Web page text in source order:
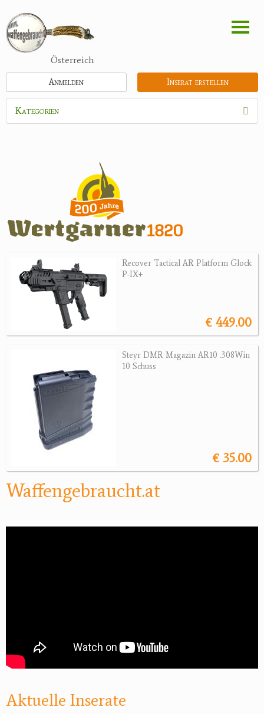
zum
Inhalt
Österreich
Inserat erstellen
Anmelden
Kategorien
Zubehör
Jagdangebote
Jagdreviere
Bücher, Videos
Antikes
Reviereinrichtungen
Recover Tactical AR Platform Glock
P-IX+
€ 449.00
Steyr DMR Magazin AR10 .308Win
10 Schuss
€ 35.00
Waffengebraucht.at
Aktuelle Inserate